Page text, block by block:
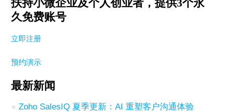
扶持小微企业及个人创业者，提供3个永
久免费账号
立即注册
预约演示
最新新闻
Zoho SalesIQ 夏季更新：AI 重塑客户沟通体验